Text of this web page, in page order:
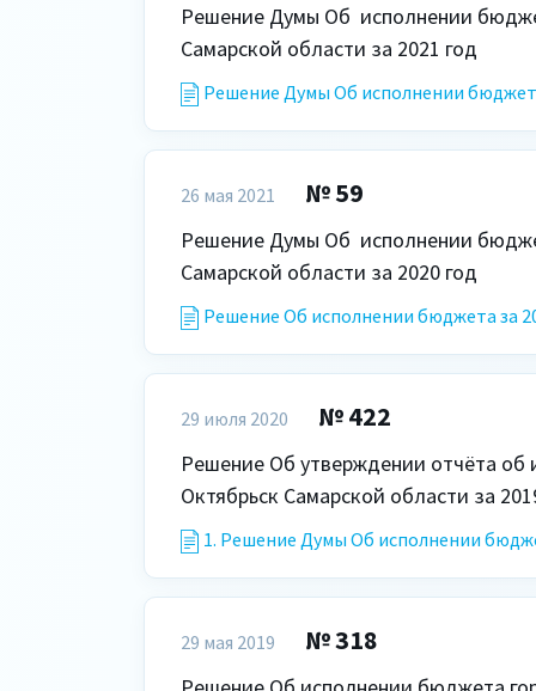
Решение Думы Об  исполнении
Самарской области за 2021 год
Решение Думы Об исполнении
26 мая 2021 № 59
Решение Думы Об  исполнении
Самарской области за 2020 год
Решение Об исполнении бюджета за
29 июля 2020 № 422
Решение Об утверждении отчёта об
1. Решение Думы Об исполнении
29 мая 2019 № 318